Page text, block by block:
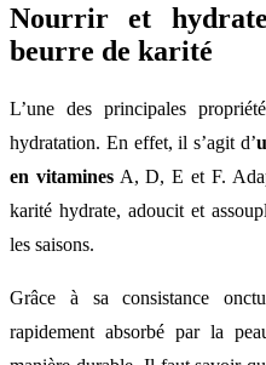
Nourrir et
beurre de karité
L’une des principales
hydratation. En effet, il s’agit d’
en vitaminesA, D, E et F.
karité hydrate, adoucit et
les saisons.
Grâce à sa consistance
rapidement absorbé par la